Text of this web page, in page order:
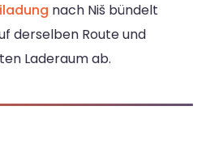
nach Niš bündelt
derselben Route und
Laderaum ab.